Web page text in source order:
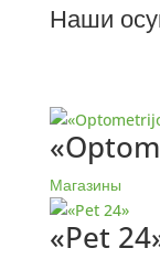
Наши
Магазины
«Pet